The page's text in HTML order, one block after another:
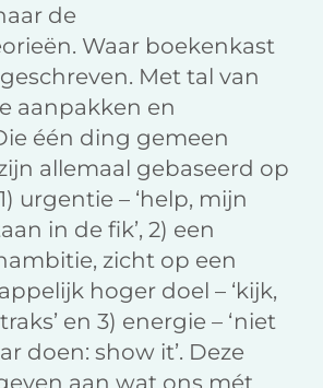
de
Waar boekenkast
Met tal van
aanpakken en
één ding gemeen
allemaal gebaseerd op
urgentie – ‘help, mijn
in de fik’, 2) een
zicht op een
hoger doel – ‘kijk,
en 3) energie – ‘niet
doen: show it’. Deze
aan wat ons mét